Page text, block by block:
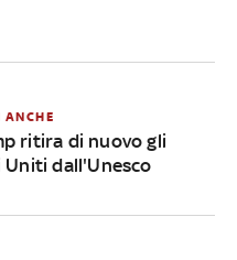
ANCHE
ritira di nuovo gli
dall'Unesco